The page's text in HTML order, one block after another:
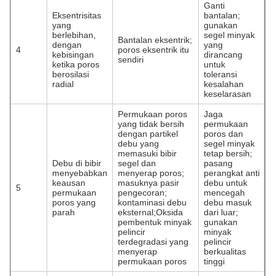
4
Eksentrisitas
yang
berlebihan,
dengan
kebisingan
ketika poros
berosilasi
radial
Bantalan eksentrik;
poros eksentrik itu
sendiri
Ganti
bantalan;
gunakan
segel minyak
yang
dirancang
untuk
toleransi
kesalahan
keselarasan
5
Debu di bibir
menyebabkan
keausan
permukaan
poros yang
parah
Permukaan poros
yang tidak bersih
dengan partikel
debu yang
memasuki bibir
segel dan
menyerap poros;
masuknya pasir
pengecoran;
kontaminasi debu
eksternal;Oksida
pembentuk minyak
pelincir
terdegradasi yang
menyerap
permukaan poros
Jaga
permukaan
poros dan
segel minyak
tetap bersih;
pasang
perangkat anti
debu untuk
mencegah
debu masuk
dari luar;
gunakan
minyak
pelincir
berkualitas
tinggi